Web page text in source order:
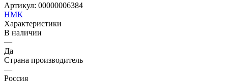
Артикул: 00000006384
НМК
Характеристики
В наличии
—
Да
Страна производитель
—
Россия